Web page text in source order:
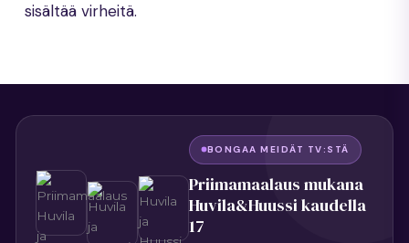
sisältää virheitä.
BONGAA MEIDÄT TV:STÄ
Priimamaalaus mukana
Huvila&Huussi kaudella
17